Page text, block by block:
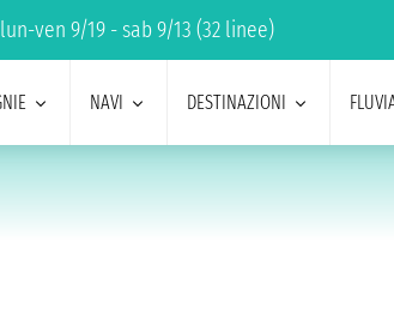
lun-ven 9/19 - sab 9/13 (32 linee)
NAVI DESTINAZIONI